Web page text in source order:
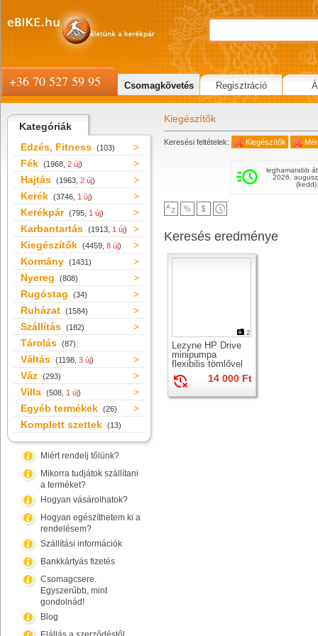
Kategóriák
Edzés, Fitness (103)
Fék (1968, 2 új)
Hajtás (1963, 2 új)
Kerék (3746, 1 új)
Kerékpár (795, 1 új)
Karbantartás (1913, 1 új)
Kiegészítők (4459, 8 új)
Kormány (1431)
Nyereg (808)
Rugóstag (34)
Ruházat (1584)
Szállítás (182)
Tárolás (87)
Váltás (1198, 3 új)
Váz (293)
Villa (508, 1 új)
Egyéb termékek (26)
Komplett szettek (13)
Miért rendelj tőlünk?
Mikorra tudjátok szállítani
a terméket?
Hogyan vásárolhatok?
Hogyan egészíthetem ki a
rendelésem?
Szállítási információk
Bankkártyás fizetés
Csomagcsere.
Egyszerűbb, mint
gondolnád!
Blog
Kiegészítők
Keresési feltételek: Kiegészítők
leghamarabb
2026.
(kedd)
Keresés eredménye
2
Lezyne HP Drive
minipumpa
flexibilis tömlővel
14 000 Ft
+36 70 527 59 95 Csomagkövetés Regisztráció